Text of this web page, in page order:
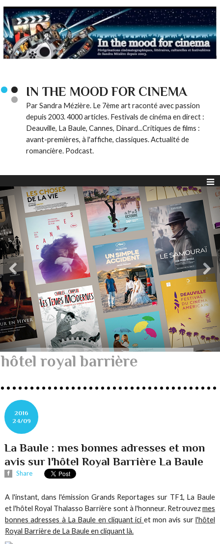
IN THE MOOD FOR CINEMA
Par Sandra Mézière. Le 7ème art raconté avec passion
depuis 2003. 4000 articles. Festivals de cinéma en direct :
Deauville, La Baule, Cannes, Dinard...Critiques de films :
avant-premières, à l'affiche, classiques. Actualité de
romancière. Podcast.
hôtel royal barrière
2016
24/09
La Baule : mes bonnes adresses et mon
avis sur l'hôtel Royal Barrière La Baule
Share
A l'instant, dans l'émission Grands Reportages sur TF1, La Baule
et l'hôtel Royal Thalasso Barrière sont à l'honneur. Retrouvezmes
bonnes adresses à La Baule en cliquant ici et mon avis sur l'hôtel
Royal Barrière de La Baule en cliquant là.